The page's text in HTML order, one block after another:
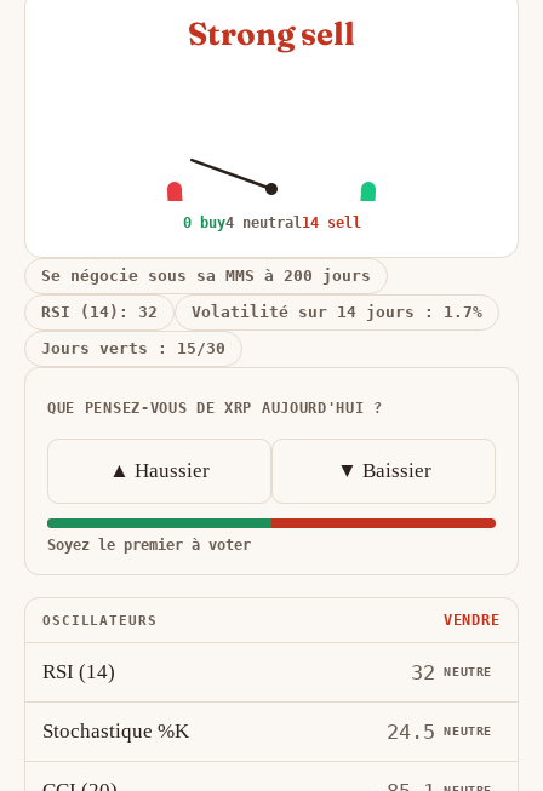
Strong sell
0 buy4 neutral14 sell
Se négocie sous sa MMS à 200 jours
RSI (14): 32
Volatilité sur 14 jours : 1.7%
Jours verts : 15/30
QUE PENSEZ-VOUS DE XRP AUJOURD'HUI ?
▲ Haussier ▼ Baissier
Soyez le premier à voter
OSCILLATEURS VENDRE
RSI (14) 32 NEUTRE
Stochastique %K 24.5 NEUTRE